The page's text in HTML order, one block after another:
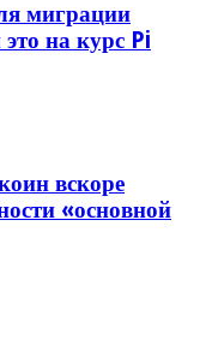
миграции
на курс Pi
вскоре
«основной